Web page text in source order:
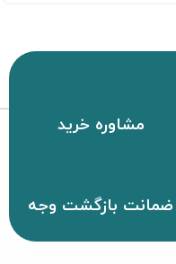
مشاوره خرید
ضمانت بازگشت وجه